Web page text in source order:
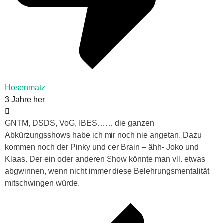
Hosenmatz
3 Jahre her
GNTM, DSDS, VoG, IBES…… die ganzen
Abkürzungsshows habe ich mir noch nie angetan. Dazu
kommen noch der Pinky und der Brain – ähh- Joko und
Klaas. Der ein oder anderen Show könnte man vll. etwas
abgwinnen, wenn nicht immer diese Belehrungsmentalität
mitschwingen würde.